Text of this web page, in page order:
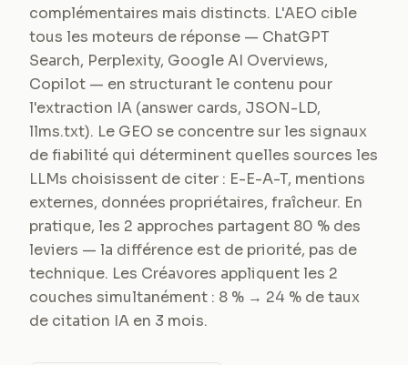
complémentaires mais distincts. L'AEO cible
tous les moteurs de réponse — ChatGPT
Search, Perplexity, Google AI Overviews,
Copilot — en structurant le contenu pour
l'extraction IA (answer cards, JSON-LD,
llms.txt). Le GEO se concentre sur les signaux
de fiabilité qui déterminent quelles sources les
LLMs choisissent de citer : E-E-A-T, mentions
externes, données propriétaires, fraîcheur. En
pratique, les 2 approches partagent 80 % des
leviers — la différence est de priorité, pas de
technique. Les Créavores appliquent les 2
couches simultanément : 8 % → 24 % de taux
de citation IA en 3 mois.